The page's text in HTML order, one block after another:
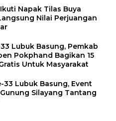
Napak Tilas Buya
Nilai Perjuangan
Lubuk Basung, Pemkab
Pokphand Bagikan 15
Untuk Masyarakat
33 Lubuk Basung, Event
Silayang Tantang